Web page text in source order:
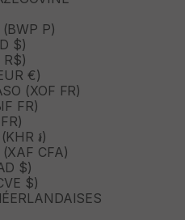
P)
$)
R$)
€)
(XOF FR)
FR)
៛)
CFA)
$)
$)